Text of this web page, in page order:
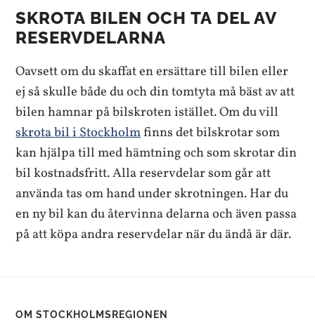
SKROTA BILEN OCH TA DEL AV
RESERVDELARNA
Oavsett om du skaffat en ersättare till bilen eller
ej så skulle både du och din tomtyta må bäst av att
bilen hamnar på bilskroten istället. Om du vill
skrota bil i Stockholmfinns det bilskrotar som
kan hjälpa till med hämtning och som skrotar din
bil kostnadsfritt. Alla reservdelar som går att
använda tas om hand under skrotningen. Har du
en ny bil kan du återvinna delarna och även passa
på att köpa andra reservdelar när du ändå är där.
OM STOCKHOLMSREGIONEN